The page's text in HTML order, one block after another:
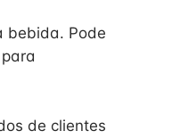
bebida. Pode
de clientes